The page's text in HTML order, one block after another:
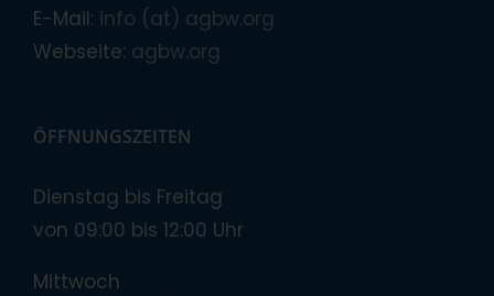
E-Mail: info (at) agbw.org
Webseite: agbw.org
ÖFFNUNGSZEITEN
Dienstag bis Freitag
von 09:00 bis 12:00 Uhr
Mittwoch